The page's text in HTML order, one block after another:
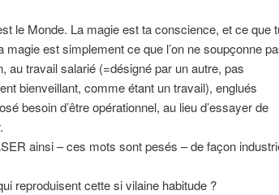
le Monde. La magie est ta conscience, et ce que
est simplement ce que l’on ne soupçonne
au travail salarié (=désigné par un autre, pas
bienveillant, comme étant un travail), englués
besoin d’être opérationnel, au lieu d’essayer de
ainsi – ces mots sont pesés – de façon
reproduisent cette si vilaine habitude ?